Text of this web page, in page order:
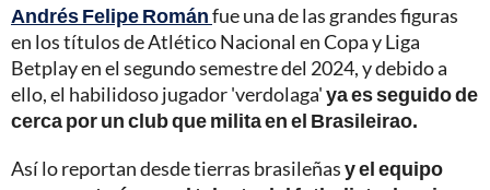
Andrés Felipe Románfue una de las grandes figuras
en los títulos de Atlético Nacional en Copa y Liga
Betplay en el segundo semestre del 2024, y debido a
ello, el habilidoso jugador 'verdolaga'ya es seguido de
cerca por un club que milita en el Brasileirao.
Así lo reportan desde tierras brasileñasy el equipo